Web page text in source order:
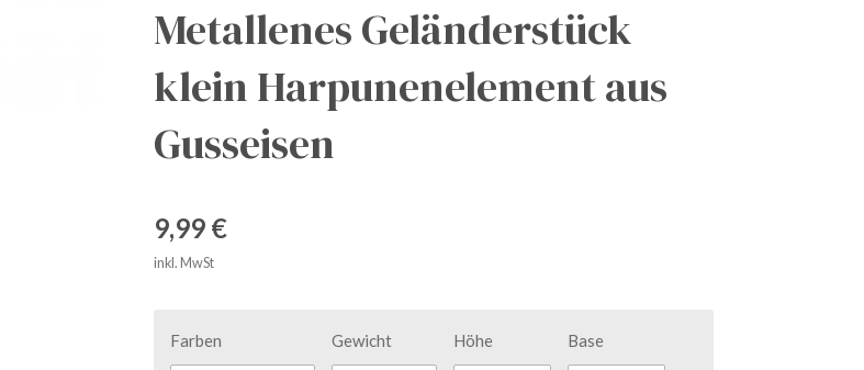
Metallenes Geländerstück
klein Harpunenelement aus
Gusseisen
9,99 €
inkl. MwSt
Farben Gewicht Höhe Base